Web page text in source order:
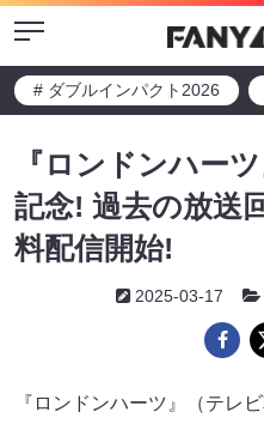
Menu
# ダブルインパクト2026
『ロンドンハー
記念! 過去の放送
料配信開始!
2025-03-17
『ロンドンハーツ』（テレ